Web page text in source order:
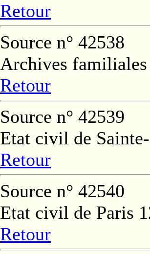
Retour
Source n° 42538
Archives familiales
Retour
Source n° 42539
Etat civil de
Retour
Source n° 42540
Etat civil de Paris
Retour